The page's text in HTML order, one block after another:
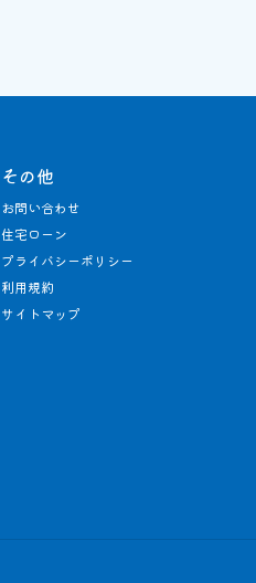
その他
お問い合わせ
住宅ローン
プライバシーポリシー
利用規約
サイトマップ